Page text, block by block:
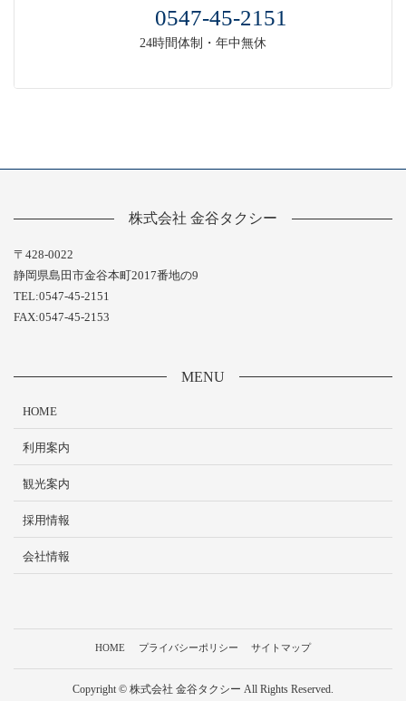
0547-45-2151
24時間体制・年中無休
株式会社 金谷タクシー
〒428-0022
静岡県島田市金谷本町2017番地の9
TEL:0547-45-2151
FAX:0547-45-2153
MENU
HOME
利用案内
観光案内
採用情報
会社情報
HOME プライバシーポリシー サイトマップ
Copyright © 株式会社 金谷タクシー All Rights Reserved.